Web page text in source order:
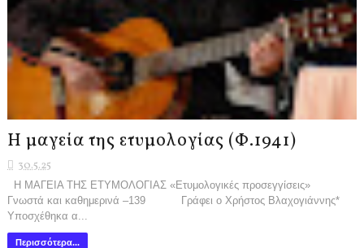
Η μαγεία της ετυμολογίας (Φ.1941)
30.5.25
Η ΜΑΓΕΙΑ ΤΗΣ ΕΤΥΜΟΛΟΓΙΑΣ «Ετυμολογικές προσεγγίσεις»
Γνωστά και καθημερινά –139 Γράφει ο Χρήστος Βλαχογιάννης*
Υποσχέθηκα α...
Περισσότερα...